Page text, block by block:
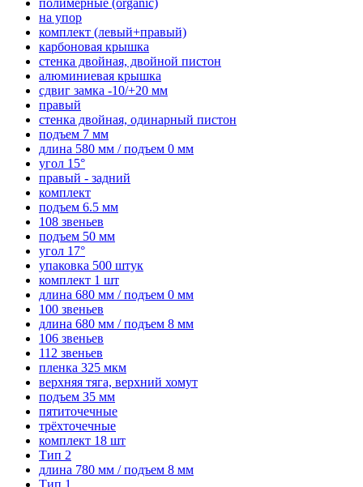
на упор
комплект (левый+правый)
карбоновая крышка
стенка двойная, двойной пистон
алюминиевая крышка
сдвиг замка -10/+20 мм
правый
стенка двойная, одинарный пистон
подъем 7 мм
длина 580 мм / подъем 0 мм
угол 15°
правый - задний
комплект
подъем 6.5 мм
108 звеньев
подъем 50 мм
угол 17°
упаковка 500 штук
комплект 1 шт
длина 680 мм / подъем 0 мм
100 звеньев
длина 680 мм / подъем 8 мм
106 звеньев
112 звеньев
пленка 325 мкм
верхняя тяга, верхний хомут
подъем 35 мм
пятиточечные
трёхточечные
комплект 18 шт
Тип 2
длина 780 мм / подъем 8 мм
Тип 1